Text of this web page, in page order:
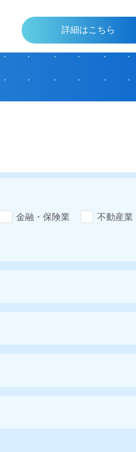
詳細はこちら
金融・保険業 不動産業